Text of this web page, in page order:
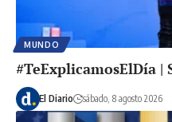
MUNDO
#TeExplicamosElDía |
El Diario sábado, 8 agosto 2026